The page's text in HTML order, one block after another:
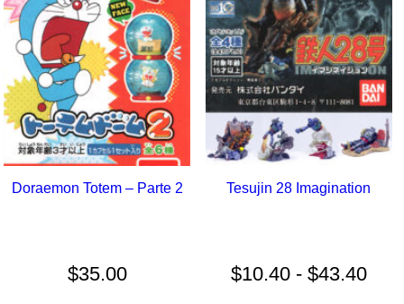
Doraemon Totem – Parte 2
$35.00
Tesujin 28 Imagination
$10.40 - $43.40